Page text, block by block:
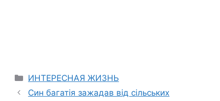
Categories
ИНТЕРЕСНАЯ ЖИЗНЬ
Син багатія зажадав від сільських